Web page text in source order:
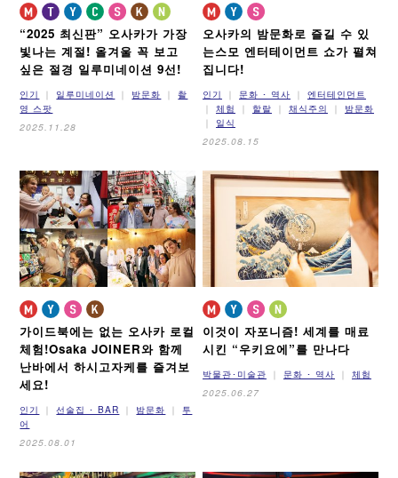
“2025 최신판” 오사카가 가장
빛나는 계절! 올겨울 꼭 보고
싶은 절경 일루미네이션 9선!
인기 일루미네이션 밤문화
촬
영 스팟
2025.11.28
오사카의 밤문화로 즐길 수 있
는스모 엔터테이먼트 쇼가 펼쳐
집니다!
인기 문화 ･ 역사
엔터테인먼트
체험
할랄 채식주의
밤문화
일식
2025.08.15
가이드북에는 없는 오사카 로컬
체험!Osaka JOINER와 함께
난바에서 하시고자케를 즐겨보
세요!
인기 선술집 ･ BAR 밤문화
투
어
2025.08.01
이것이 자포니즘! 세계를 매료
시킨 “우키요에”를 만나다
박물관･미술관 문화 ･ 역사
체험
2025.06.27